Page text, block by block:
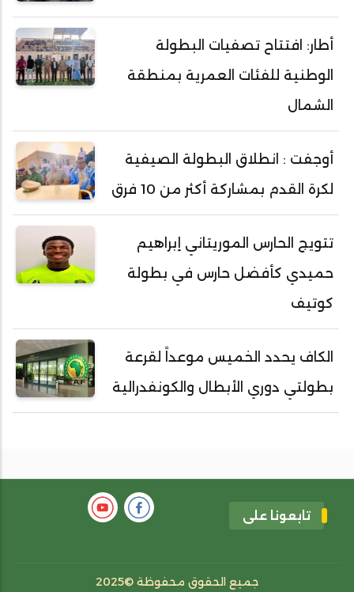
أطار: افتتاح تصفيات البطولة
الوطنية للفئات العمرية بمنطقة
الشمال
أوجفت : انطلاق البطولة الصيفية
لكرة القدم بمشاركة أكثر من 10 فرق
تتويج الحارس الموريتاني إبراهيم
حميدي كأفضل حارس في بطولة
كوتيف
الكاف يحدد الخميس موعداً لقرعة
بطولتي دوري الأبطال والكونفدرالية
تابعونا على
جميع الحقوق محفوظة ©2025